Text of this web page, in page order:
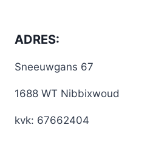
ADRES:
Sneeuwgans 67
1688 WT Nibbixwoud
kvk: 67662404